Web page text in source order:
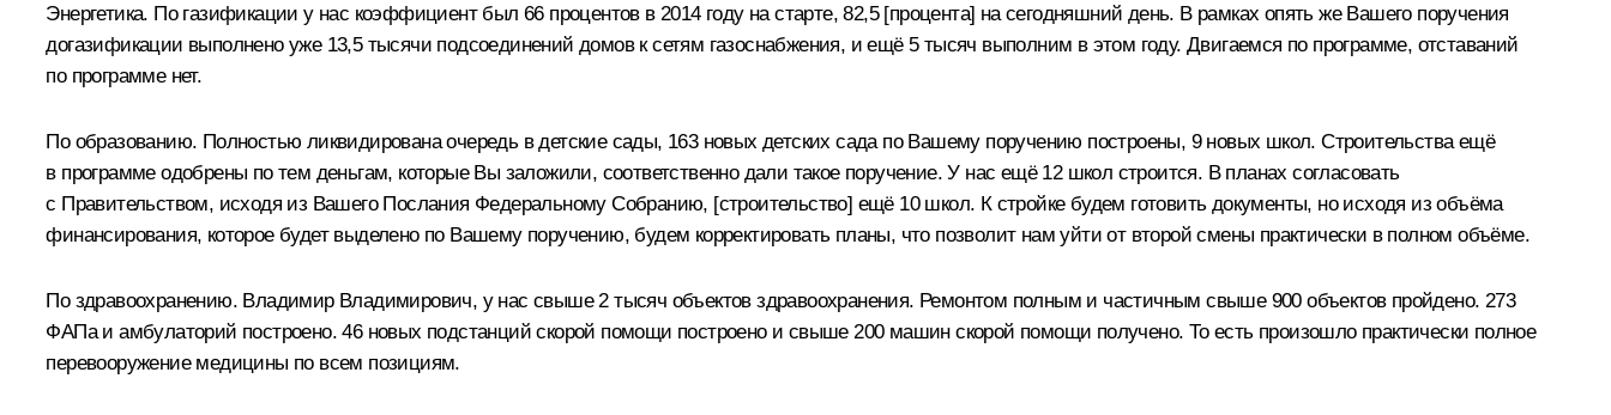
Энергетика. По газификации у нас коэффициент был 66 процентов в 2014 году на старте, 82,5 [процента] на сегодняшний день. В рамках опять же Вашего поручения
догазификации выполнено уже 13,5 тысячи подсоединений домов к сетям газоснабжения, и ещё 5 тысяч выполним в этом году. Двигаемся по программе, отставаний
по программе нет.
По образованию. Полностью ликвидирована очередь в детские сады, 163 новых детских сада по Вашему поручению построены, 9 новых школ. Строительства ещё
в программе одобрены по тем деньгам, которые Вы заложили, соответственно дали такое поручение. У нас ещё 12 школ строится. В планах согласовать
с Правительством, исходя из Вашего Послания Федеральному Собранию, [строительство] ещё 10 школ. К стройке будем готовить документы, но исходя из объёма
финансирования, которое будет выделено по Вашему поручению, будем корректировать планы, что позволит нам уйти от второй смены практически в полном объёме.
По здравоохранению. Владимир Владимирович, у нас свыше 2 тысяч объектов здравоохранения. Ремонтом полным и частичным свыше 900 объектов пройдено. 273
ФАПа и амбулаторий построено. 46 новых подстанций скорой помощи построено и свыше 200 машин скорой помощи получено. То есть произошло практически полное
перевооружение медицины по всем позициям.